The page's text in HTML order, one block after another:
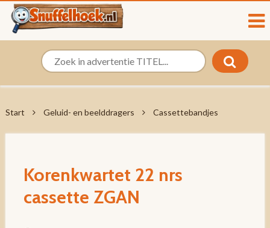
Start Geluid- en beelddragers Cassettebandjes
Korenkwartet 22 nrs
cassette ZGAN